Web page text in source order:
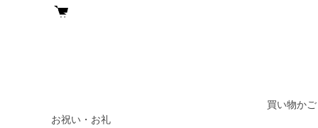
買い物かご
お祝い・お礼